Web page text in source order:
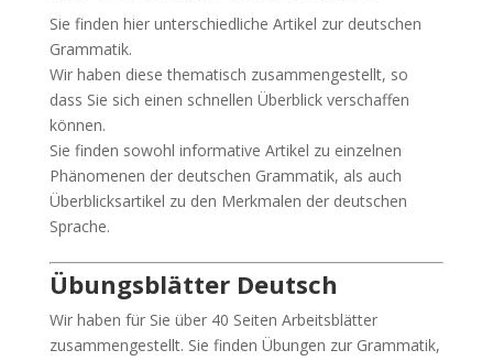
Sie finden hier unterschiedliche Artikel zur deutschen
Grammatik.
Wir haben diese thematisch zusammengestellt, so
dass Sie sich einen schnellen Überblick verschaffen
können.
Sie finden sowohl informative Artikel zu einzelnen
Phänomenen der deutschen Grammatik, als auch
Überblicksartikel zu den Merkmalen der deutschen
Sprache.
Übungsblätter Deutsch
Wir haben für Sie über 40 Seiten Arbeitsblätter
zusammengestellt. Sie finden Übungen zur Grammatik,